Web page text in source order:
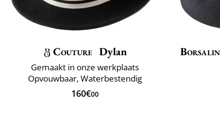
Couture Dylan
Gemaakt in onze werkplaats
Opvouwbaar, Waterbestendig
160€00